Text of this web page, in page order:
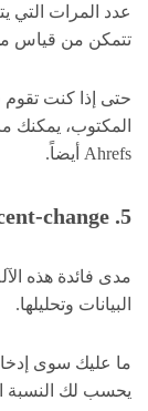
عدد المرات التي
تتمكن من قياس
حتى إذا كنت
Ahrefs أيضاً.
5. percent-change
مدى فائدة هذه
البيانات وتحليلها.
ما عليك سوى
يحسب لك النسبة